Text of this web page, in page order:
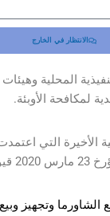
الانتظار في الخارج
المحلية
لمكافحة الأوبئة.
الأخيرة التي
وتجهيز